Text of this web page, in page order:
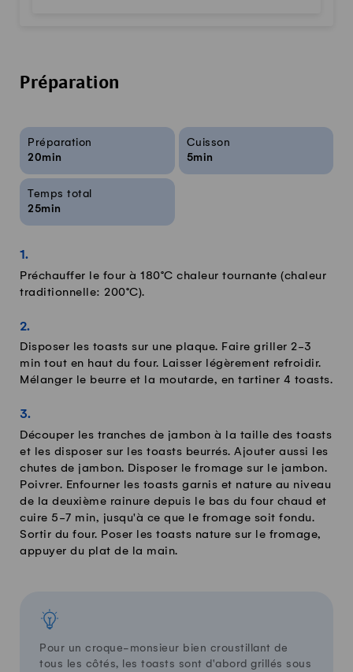
Préparation
Infos sur la recette
Préparation
20min
Cuisson
5min
Temps total
25min
Préchauffer le four à 180°C chaleur tournante (chaleur
traditionnelle: 200°C).
Disposer les toasts sur une plaque. Faire griller 2-3
min tout en haut du four. Laisser légèrement refroidir.
Mélanger le beurre et la moutarde, en tartiner 4 toasts.
Découper les tranches de jambon à la taille des toasts
et les disposer sur les toasts beurrés. Ajouter aussi les
chutes de jambon. Disposer le fromage sur le jambon.
Poivrer. Enfourner les toasts garnis et nature au niveau
de la deuxième rainure depuis le bas du four chaud et
cuire 5-7 min, jusqu'à ce que le fromage soit fondu.
Sortir du four. Poser les toasts nature sur le fromage,
appuyer du plat de la main.
Pour un croque-monsieur bien croustillant de
tous les côtés, les toasts sont d'abord grillés sous